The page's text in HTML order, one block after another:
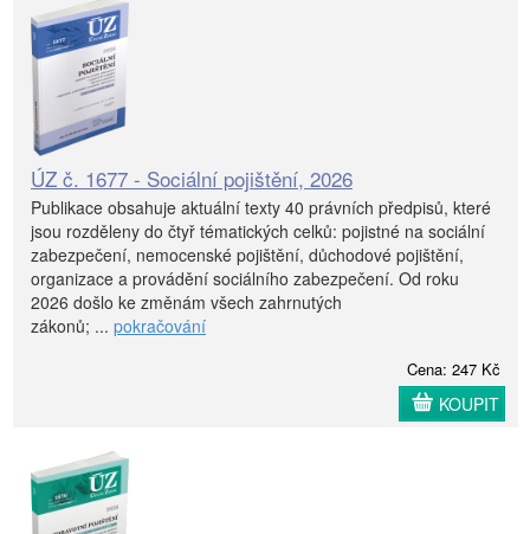
ÚZ č. 1677 - Sociální pojištění, 2026
Publikace obsahuje aktuální texty 40 právních předpisů, které
jsou rozděleny do čtyř tématických celků: pojistné na sociální
zabezpečení, nemocenské pojištění, důchodové pojištění,
organizace a provádění sociálního zabezpečení. Od roku
2026 došlo ke změnám všech zahrnutých
zákonů; ... pokračování
Cena: 247 Kč
KOUPIT